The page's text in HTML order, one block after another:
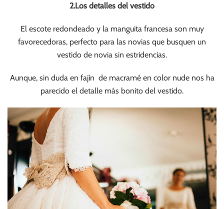
2.Los detalles del vestido
El escote redondeado y la manguita francesa son muy
favorecedoras, perfecto para las novias que busquen un
vestido de novia sin estridencias.
Aunque, sin duda en fajín de macramé en color nude nos ha
parecido el detalle más bonito del vestido.